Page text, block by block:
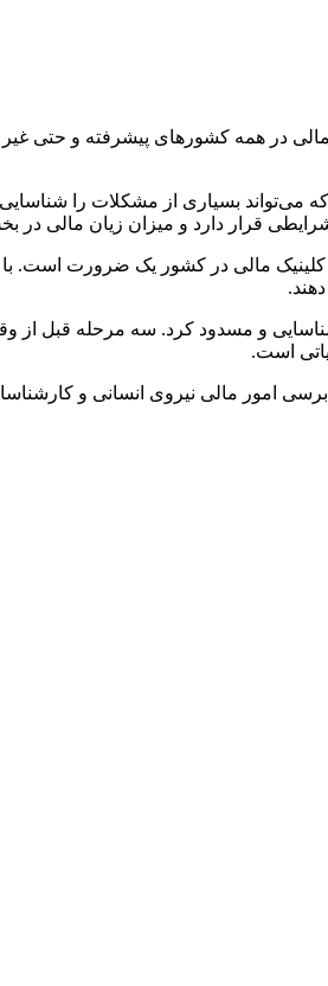
در همه کشورهای پیشرفته و حتی غیر
می‌تواند بسیاری از مشکلات را
شرایطی قرار دارد و میزان زیان مالی
کلینیک مالی در کشور یک ضرورت است. با
و مسدود کرد. سه مرحله قبل از
است.
امور مالی نیروی انسانی و